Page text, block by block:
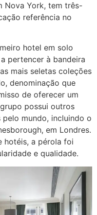
Nova York, tem três-
referência no
hotel em solo
pertencer à bandeira
mais seletas coleções
denominação que
de oferecer um
possui outros
mundo, incluindo o
em Londres.
hotéis, a pérola foi
e qualidade.